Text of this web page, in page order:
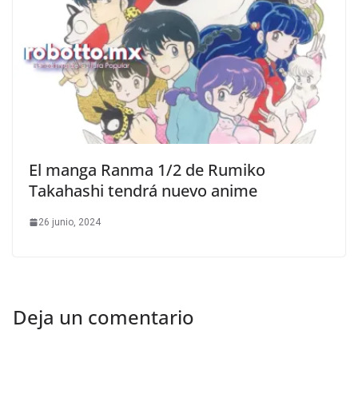
El manga Ranma 1/2 de Rumiko
Takahashi tendrá nuevo anime
26 junio, 2024
Deja un comentario